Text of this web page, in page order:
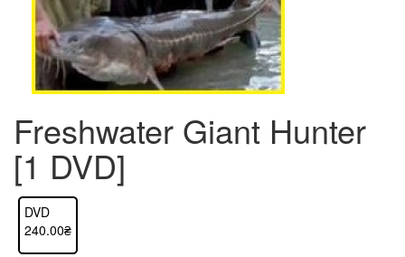
Freshwater Giant Hunter
[1 DVD]
DVD
240.00₴